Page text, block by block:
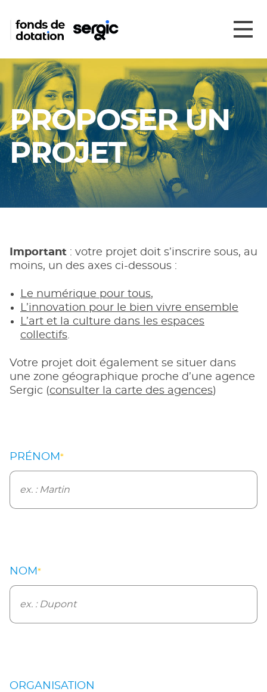
PROPOSER UN
PROJET
Important : votre projet doit s’inscrire sous, au
moins, un des axes ci-dessous :
Le numérique pour tous,
L’innovation pour le bien vivre ensemble
L’art et la culture dans les espaces
collectifs.
Votre projet doit également se situer dans
une zone géographique proche d’une agence
Sergic (consulter la carte des agences)
PRÉNOM *
NOM *
ORGANISATION